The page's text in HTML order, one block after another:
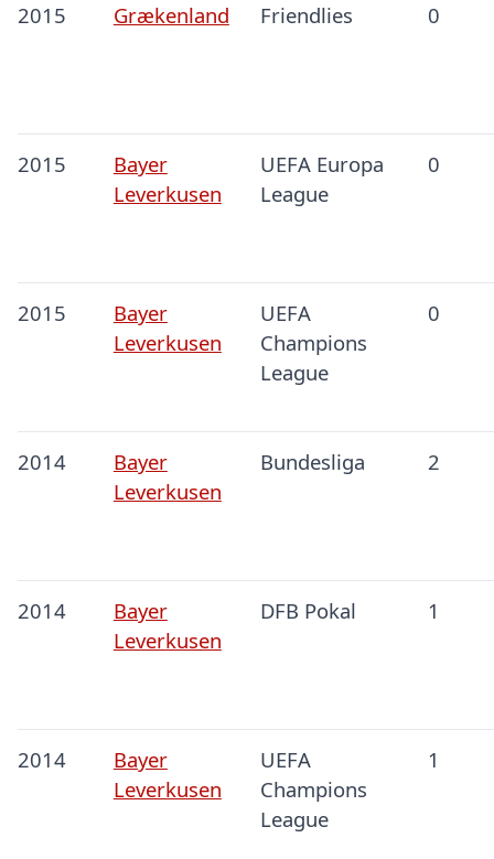
2015 Grækenland Friendlies 0
2015
Bayer
Leverkusen
UEFA Europa
League
0
2015
Bayer
Leverkusen
UEFA
Champions
League
0
2014
Bayer
Leverkusen
Bundesliga 2
2014
Bayer
Leverkusen
DFB Pokal 1
2014
Bayer
Leverkusen
UEFA
Champions
League
1